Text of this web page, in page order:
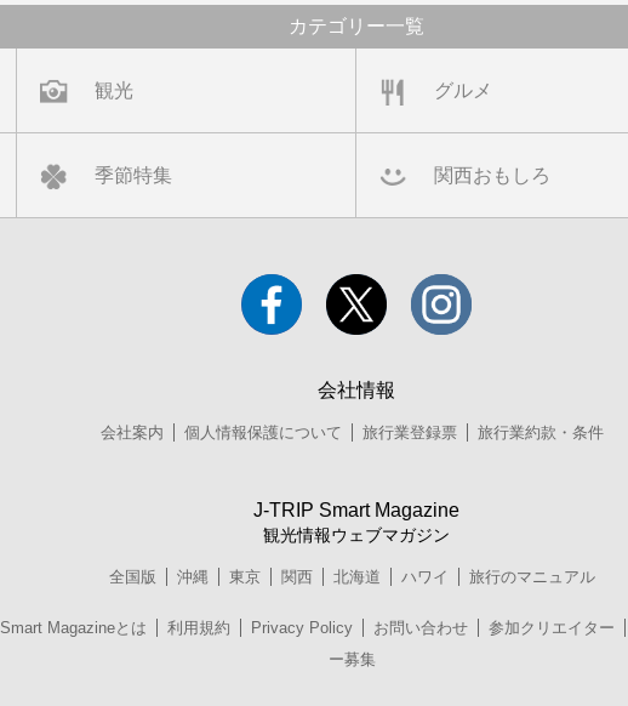
カテゴリー一覧
観光 グルメ
季節特集 関西おもしろ
会社情報
会社案内 個人情報保護について 旅行業登録票 旅行業約款・条件
J-TRIP Smart Magazine
観光情報ウェブマガジン
全国版 沖縄 東京 関西 北海道 ハワイ 旅行のマニュアル
Smart Magazineとは 利用規約 Privacy Policy お問い合わせ 参加クリエイター
ー募集